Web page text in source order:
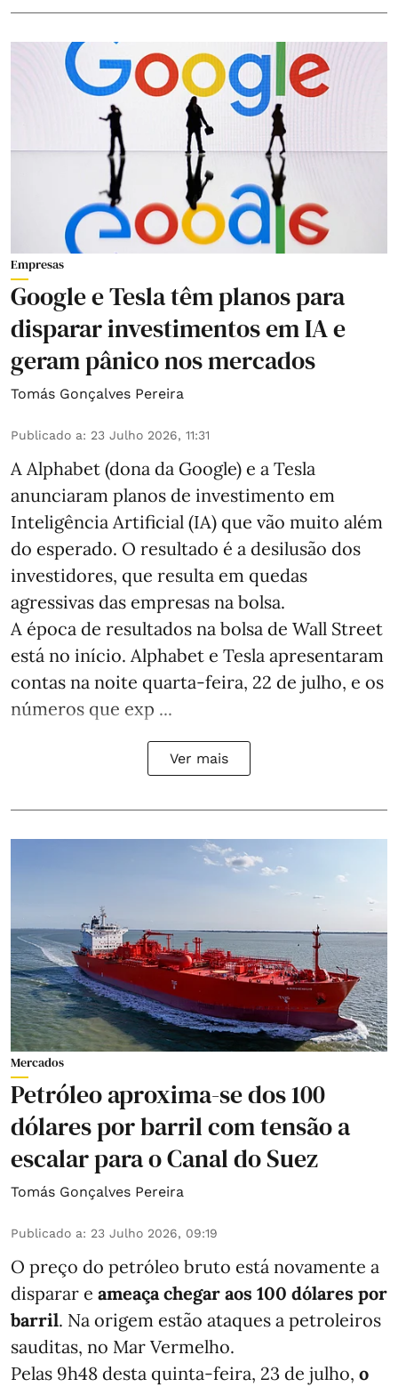
Empresas
Google e Tesla têm planos para
disparar investimentos em IA e
geram pânico nos mercados
Tomás Gonçalves Pereira
Publicado a: 23 Julho 2026, 11:31
A Alphabet (dona da Google) e a Tesla
anunciaram planos de investimento em
Inteligência Artificial (IA) que vão muito além
do esperado. O resultado é a desilusão dos
investidores, que resulta em quedas
agressivas das empresas na bolsa.
A época de resultados na bolsa de Wall Street
está no início. Alphabet e Tesla apresentaram
contas na noite quarta-feira, 22 de julho, e os
números que exp ...
Ver mais
Mercados
Petróleo aproxima-se dos 100
dólares por barril com tensão a
escalar para o Canal do Suez
Tomás Gonçalves Pereira
Publicado a: 23 Julho 2026, 09:19
O preço do petróleo bruto está novamente a
disparar e ameaça chegar aos 100 dólares por
barril. Na origem estão ataques a petroleiros
sauditas, no Mar Vermelho.
Pelas 9h48 desta quinta-feira, 23 de julho, o